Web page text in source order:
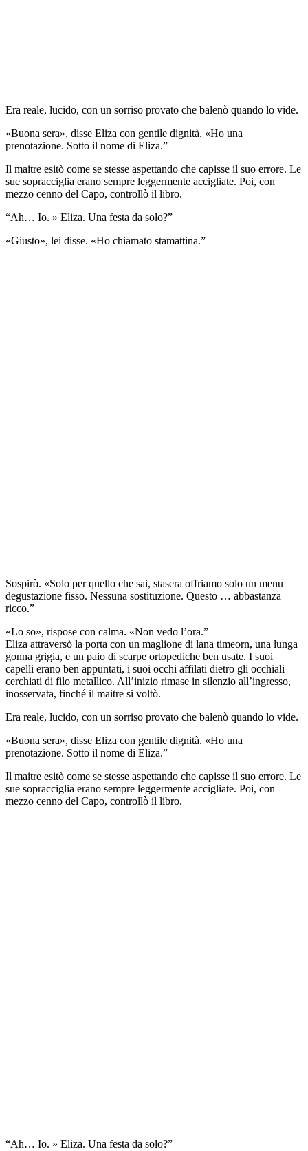
Era reale, lucido, con un sorriso provato che balenò quando lo vide.
«Buona sera», disse Eliza con gentile dignità. «Ho una
prenotazione. Sotto il nome di Eliza.”
Il maitre esitò come se stesse aspettando che capisse il suo errore. Le
sue sopracciglia erano sempre leggermente accigliate. Poi, con
mezzo cenno del Capo, controllò il libro.
“Ah… Io. » Eliza. Una festa da solo?”
«Giusto», lei disse. «Ho chiamato stamattina.”
Sospirò. «Solo per quello che sai, stasera offriamo solo un menu
degustazione fisso. Nessuna sostituzione. Questo … abbastanza
ricco.”
«Lo so», rispose con calma. «Non vedo l’ora.”
Eliza attraversò la porta con un maglione di lana timeorn, una lunga
gonna grigia, e un paio di scarpe ortopediche ben usate. I suoi
capelli erano ben appuntati, i suoi occhi affilati dietro gli occhiali
cerchiati di filo metallico. All’inizio rimase in silenzio all’ingresso,
inosservata, finché il maitre si voltò.
Era reale, lucido, con un sorriso provato che balenò quando lo vide.
«Buona sera», disse Eliza con gentile dignità. «Ho una
prenotazione. Sotto il nome di Eliza.”
Il maitre esitò come se stesse aspettando che capisse il suo errore. Le
sue sopracciglia erano sempre leggermente accigliate. Poi, con
mezzo cenno del Capo, controllò il libro.
“Ah… Io. » Eliza. Una festa da solo?”